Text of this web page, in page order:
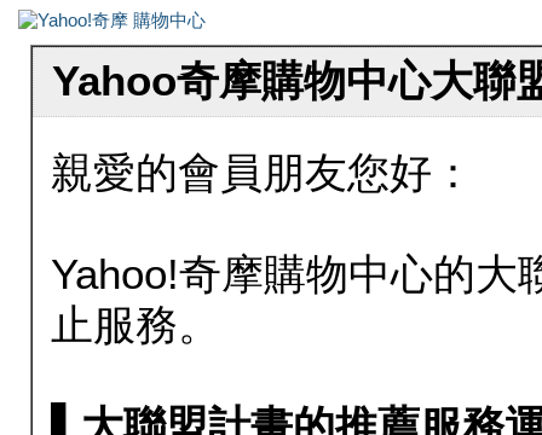
Yahoo奇摩購物中心大聯
親愛的會員朋友您好：
Yahoo!奇摩購物中心的大
止服務。